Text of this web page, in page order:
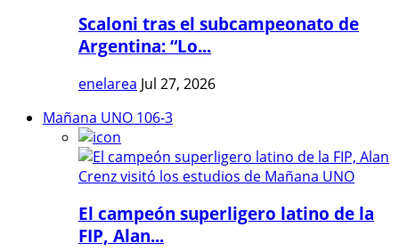
Scaloni tras el subcampeonato de
Argentina: “Lo...
enelarea Jul 27, 2026
Mañana UNO 106-3
El campeón superligero latino de la
FIP, Alan...